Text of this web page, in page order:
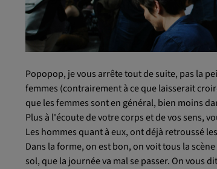
Popopop, je vous arrête tout de suite, pas la
femmes (contrairement à ce que laisserait
que les femmes sont en général, bien moins
Plus à l'écoute de votre corps et de vos sens,
Les hommes quant à eux, ont déjà retroussé
Dans la forme, on est bon, on voit tous la
sol, que la journée va mal se passer. On vous